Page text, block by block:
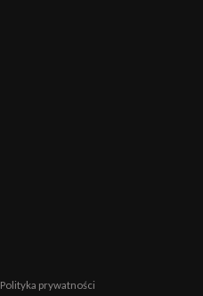
Polityka prywatności